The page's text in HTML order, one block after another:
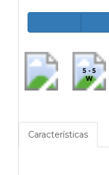
5 - 5
W
Características